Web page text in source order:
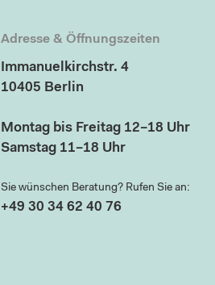
Adresse & Öffnungszeiten
Immanuelkirchstr. 4
10405 Berlin
Montag bis Freitag 12–18 Uhr
Samstag 11–18 Uhr
Sie wünschen Beratung? Rufen Sie an:
+49 30 34 62 40 76